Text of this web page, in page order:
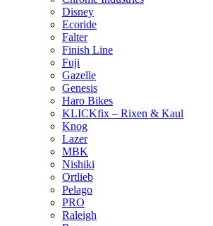
Disney
Ecoride
Falter
Finish Line
Fuji
Gazelle
Genesis
Haro Bikes
KLICKfix – Rixen & Kaul
Knog
Lazer
MBK
Nishiki
Ortlieb
Pelago
PRO
Raleigh